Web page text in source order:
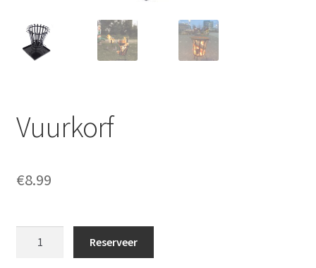
Vuurkorf
€8.99
Reserveer